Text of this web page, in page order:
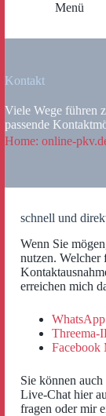
Menü
Kontakt
Viele Wege führen
passende
Home: online-
schnell und
Wenn Sie
nutzen. Welcher
erreichen mich
WhatsApp
Facebook
Sie können
Live-Chat hier
fragen oder mir